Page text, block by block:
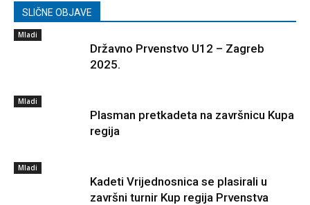
SLIČNE OBJAVE
Mladi
Državno Prvenstvo U12 – Zagreb
2025.
Mladi
Plasman pretkadeta na završnicu Kupa
regija
Mladi
Kadeti Vrijednosnica se plasirali u
završni turnir Kup regija Prvenstva